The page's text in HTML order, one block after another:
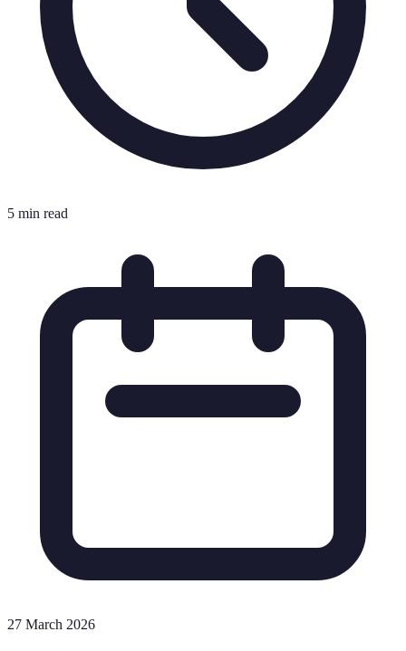
5 min read
27 March 2026